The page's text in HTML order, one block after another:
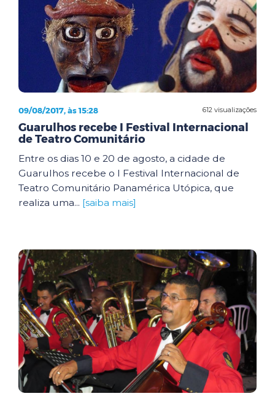
612 visualizações
09/08/2017, às 15:28
Guarulhos recebe I Festival Internacional
de Teatro Comunitário
Entre os dias 10 e 20 de agosto, a cidade de
Guarulhos recebe o I Festival Internacional de
Teatro Comunitário Panamérica Utópica, que
realiza uma... [saiba mais]